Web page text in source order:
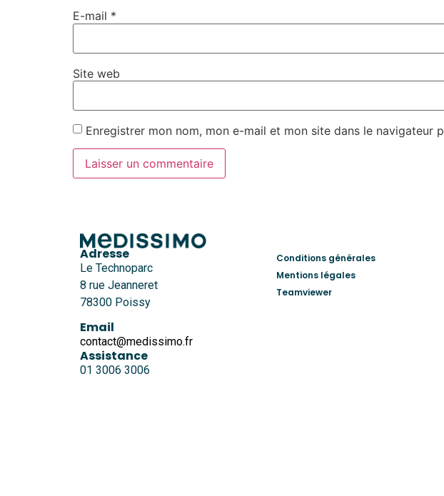
E-mail *
Site web
Enregistrer mon nom, mon e-mail et mon site dans le navigateur
Adresse
Le Technoparc
8 rue Jeanneret
78300 Poissy
Email
contact@medissimo.fr
Assistance
01 3006 3006
Conditions générales
Mentions légales
Teamviewer